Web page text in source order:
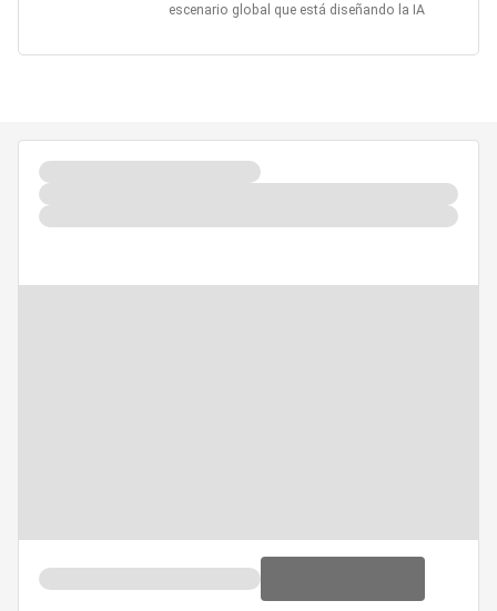
escenario global que está diseñando la IA